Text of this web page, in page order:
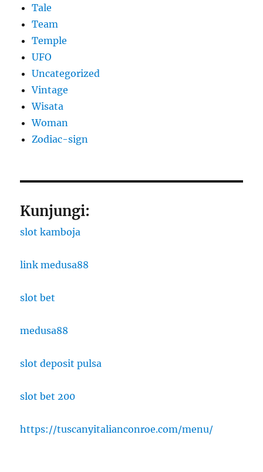
Tale
Team
Temple
UFO
Uncategorized
Vintage
Wisata
Woman
Zodiac-sign
Kunjungi:
slot kamboja
link medusa88
slot bet
medusa88
slot deposit pulsa
slot bet 200
https://tuscanyitalianconroe.com/menu/